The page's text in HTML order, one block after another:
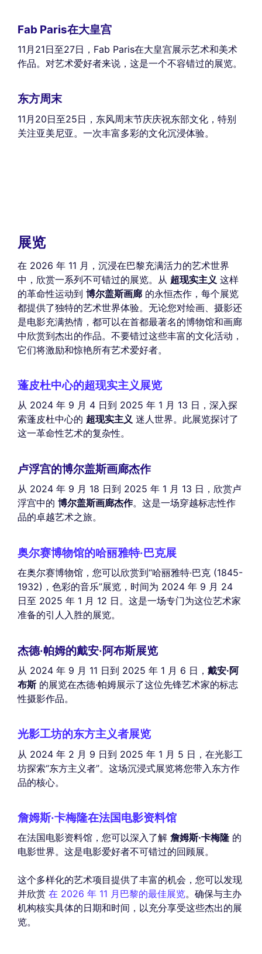
Fab Paris在大皇宫
11月21日至27日，Fab Paris在大皇宫展示艺术和美术
作品。对艺术爱好者来说，这是一个不容错过的展览。
东方周末
11月20日至25日，东风周末节庆庆祝东部文化，特别
关注亚美尼亚。一次丰富多彩的文化沉浸体验。
展览
在 2026 年 11 月，沉浸在巴黎充满活力的艺术世界
中，欣赏一系列不可错过的展览。从 超现实主义 这样
的革命性运动到 博尔盖斯画廊 的永恒杰作，每个展览
都提供了独特的艺术世界体验。无论您对绘画、摄影还
是电影充满热情，都可以在首都最著名的博物馆和画廊
中欣赏到杰出的作品。不要错过这些丰富的文化活动，
它们将激励和惊艳所有艺术爱好者。
蓬皮杜中心的超现实主义展览
从 2024 年 9 月 4 日到 2025 年 1 月 13 日，深入探
索蓬皮杜中心的 超现实主义 迷人世界。此展览探讨了
这一革命性艺术的复杂性。
卢浮宫的博尔盖斯画廊杰作
从 2024 年 9 月 18 日到 2025 年 1 月 13 日，欣赏卢
浮宫中的 博尔盖斯画廊杰作。这是一场穿越标志性作
品的卓越艺术之旅。
奥尔赛博物馆的哈丽雅特·巴克展
在奥尔赛博物馆，您可以欣赏到“哈丽雅特·巴克 (1845-
1932)，色彩的音乐”展览，时间为 2024 年 9 月 24
日至 2025 年 1 月 12 日。这是一场专门为这位艺术家
准备的引人入胜的展览。
杰德·帕姆的戴安·阿布斯展览
从 2024 年 9 月 11 日到 2025 年 1 月 6 日， 戴安·阿
布斯的展览在杰德·帕姆展示了这位先锋艺术家的标志
性摄影作品。
光影工坊的东方主义者展览
从 2024 年 2 月 9 日到 2025 年 1 月 5 日，在光影工
坊探索“东方主义者”。这场沉浸式展览将您带入东方作
品的核心。
詹姆斯·卡梅隆在法国电影资料馆
在法国电影资料馆，您可以深入了解 詹姆斯·卡梅隆 的
电影世界。这是电影爱好者不可错过的回顾展。
这个多样化的艺术项目提供了丰富的机会，您可以发现
并欣赏 在 2026 年 11 月巴黎的最佳展览。确保与主办
机构核实具体的日期和时间，以充分享受这些杰出的展
览。